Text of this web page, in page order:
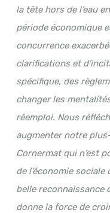
la tête hors de l’eau
période économique
concurrence
clarifications et
spécifique, des
changer les
réemploi. Nous
augmenter notre
Cornermat qui n’est
de l’économie sociale
belle
donne la force de